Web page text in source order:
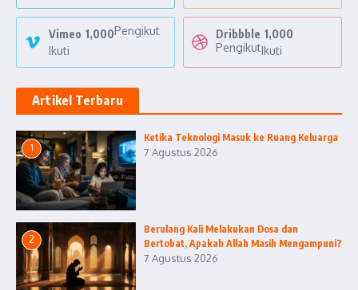
Vimeo 1,000Pengikut
Ikuti
Dribbble 1,000
PengikutIkuti
Artikel Terbaru
1
Ketika Teknologi Masuk ke Ruang Keluarga
7 Agustus 2026
2
Berulang Kali Melakukan Dosa dan
Bertobat, Apakah Allah Masih Mengampuni?
7 Agustus 2026